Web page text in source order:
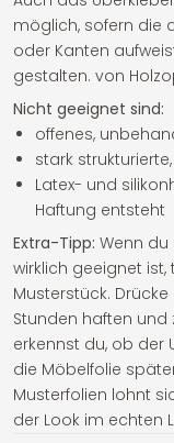
möglich, sofern die
oder Kanten
gestalten. von
Nicht geeignet sind:
offenes,
stark
Latex- und
Haftung entsteht
Extra-Tipp: Wenn
wirklich geeignet
Musterstück.
Stunden haften und
erkennst du, ob der
die Möbelfolie
Musterfolien lohnt
der Look im echten